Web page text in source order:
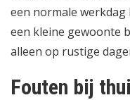
een normale
een kleine gewoonte
alleen op rustige
Fouten bij